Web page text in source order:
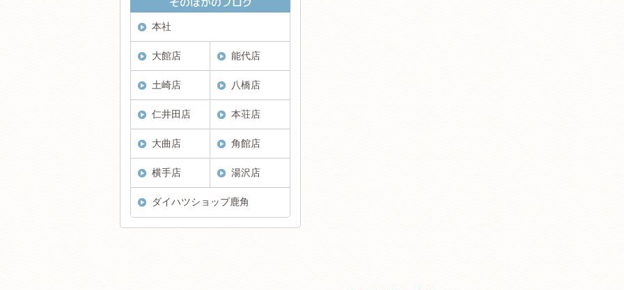
本社
大館店 能代店
土崎店 八橋店
仁井田店 本荘店
大曲店 角館店
横手店 湯沢店
ダイハツショップ鹿角